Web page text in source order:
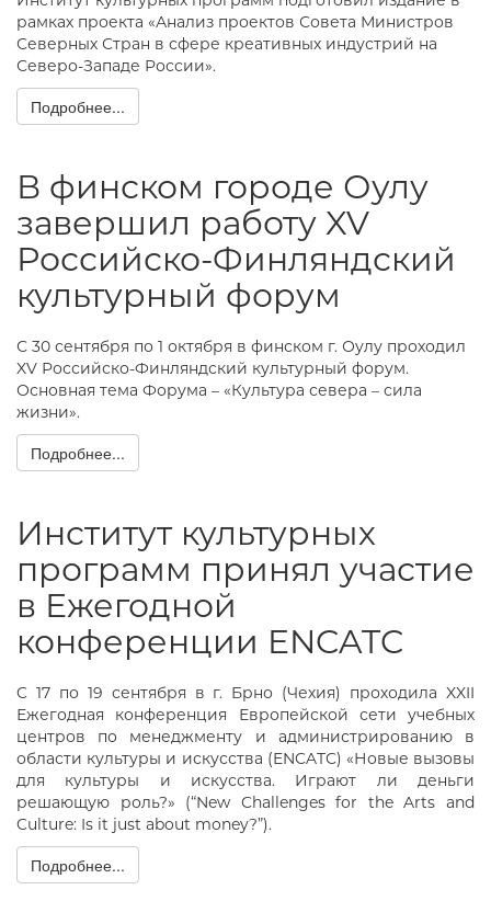
рамках проекта «Анализ проектов Совета Министров
Северных Стран в сфере креативных индустрий на
Северо-Западе России».
Подробнее...
В финском городе Оулу
завершил работу XV
Российско-Финляндский
культурный форум
С 30 сентября по 1 октября в финском г. Оулу проходил
XV Российско-Финляндский культурный форум.
Основная тема Форума – «Культура севера – сила
жизни».
Подробнее...
Институт культурных
программ принял участие
в Ежегодной
конференции ENCATC
C 17 по 19 сентября в г. Брно (Чехия) проходила XXII
Ежегодная конференция Европейской сети учебных
центров по менеджменту и администрированию в
области культуры и искусства (ENCATC) «Новые вызовы
для культуры и искусства. Играют ли деньги
решающую роль?» (“New Challenges for the Arts and
Culture: Is it just about money?”).
Подробнее...